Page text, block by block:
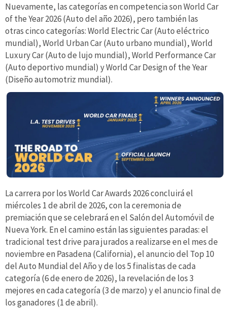
Nuevamente, las categorías en competencia son World Car
of the Year 2026 (Auto del año 2026), pero también las
otras cinco categorías: World Electric Car (Auto eléctrico
mundial), World Urban Car (Auto urbano mundial), World
Luxury Car (Auto de lujo mundial), World Performance Car
(Auto deportivo mundial) y World Car Design of the Year
(Diseño automotriz mundial).
La carrera por los World Car Awards 2026 concluirá el
miércoles 1 de abril de 2026, con la ceremonia de
premiación que se celebrará en el Salón del Automóvil de
Nueva York. En el camino están las siguientes paradas: el
tradicional test drive para jurados a realizarse en el mes de
noviembre en Pasadena (California), el anuncio del Top 10
del Auto Mundial del Año y de los 5 finalistas de cada
categoría (6 de enero de 2026), la revelación de los 3
mejores en cada categoría (3 de marzo) y el anuncio final de
los ganadores (1 de abril).